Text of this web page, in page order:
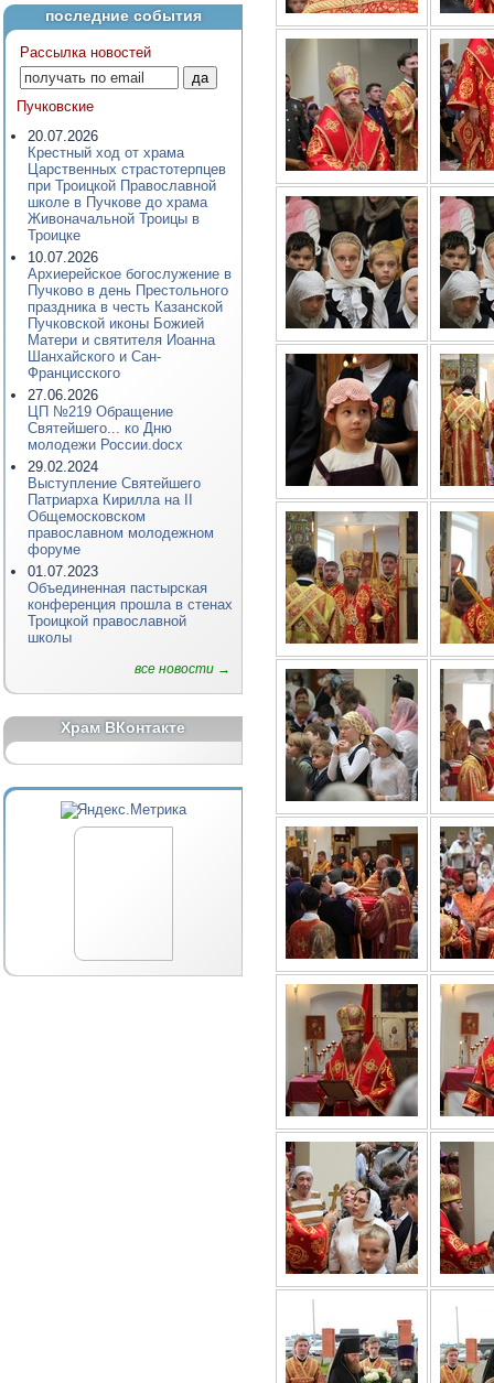
последние события
Рассылка новостей
Пучковские
20.07.2026
Крестный ход от храма
Царственных страстотерпцев
при Троицкой Православной
школе в Пучкове до храма
Живоначальной Троицы в
Троицке
10.07.2026
Архиерейское богослужение в
Пучково в день Престольного
праздника в честь Казанской
Пучковской иконы Божией
Матери и святителя Иоанна
Шанхайского и Сан-
Францисского
27.06.2026
ЦП №219 Обращение
Святейшего... ко Дню
молодежи России.docx
29.02.2024
Выступление Святейшего
Патриарха Кирилла на II
Общемосковском
православном молодежном
форуме
01.07.2023
Объединенная пастырская
конференция прошла в стенах
Троицкой православной
школы
все новости →
Храм ВКонтакте